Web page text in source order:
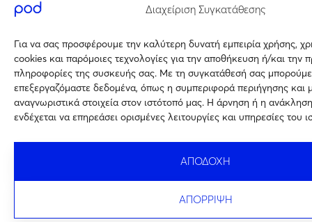
Διαχείριση Συγκατάθεσης
Για να σας προσφέρουμε την καλύτερη δυνατή εμπειρία χρήσης,
cookies και παρόμοιες τεχνολογίες για την αποθήκευση ή/και την
πληροφορίες της συσκευής σας. Με τη συγκατάθεσή σας
επεξεργαζόμαστε δεδομένα, όπως η συμπεριφορά περιήγησης και
αναγνωριστικά στοιχεία στον ιστότοπό μας. Η άρνηση ή η
ενδέχεται να επηρεάσει ορισμένες λειτουργίες και υπηρεσίες του
ΑΠΟΔΟΧΗ
ΑΠΟΡΡΙΨΗ